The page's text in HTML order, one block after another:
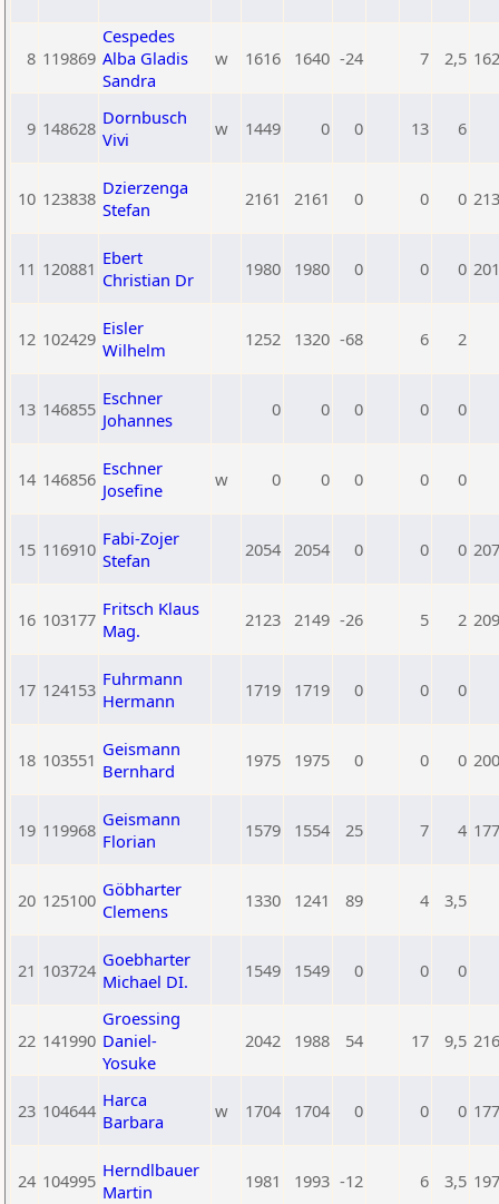
8 119869
Cespedes
Alba Gladis
Sandra
w 1616 1640 -24 7 2,5
9 148628 Dornbusch
Vivi
w 1449 0 0 13 6
10 123838 Dzierzenga
Stefan
2161 2161 0 0 0
11 120881 Ebert
Christian Dr
1980 1980 0 0 0
12 102429 Eisler
Wilhelm
1252 1320 -68 6 2
13 146855 Eschner
Johannes
0 0 0 0 0
14 146856 Eschner
Josefine
w 0 0 0 0 0
15 116910 Fabi-Zojer
Stefan
2054 2054 0 0 0
16 103177 Fritsch Klaus
Mag.
2123 2149 -26 5 2
17 124153 Fuhrmann
Hermann
1719 1719 0 0 0
18 103551 Geismann
Bernhard
1975 1975 0 0 0
19 119968 Geismann
Florian
1579 1554 25 7 4
20 125100 Göbharter
Clemens
1330 1241 89 4 3,5
21 103724 Goebharter
Michael DI.
1549 1549 0 0 0
22 141990
Groessing
Daniel-
Yosuke
2042 1988 54 17 9,5
23 104644 Harca
Barbara
w 1704 1704 0 0 0
24 104995 Herndlbauer
Martin
1981 1993 -12 6 3,5